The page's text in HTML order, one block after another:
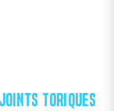
TORIQUES